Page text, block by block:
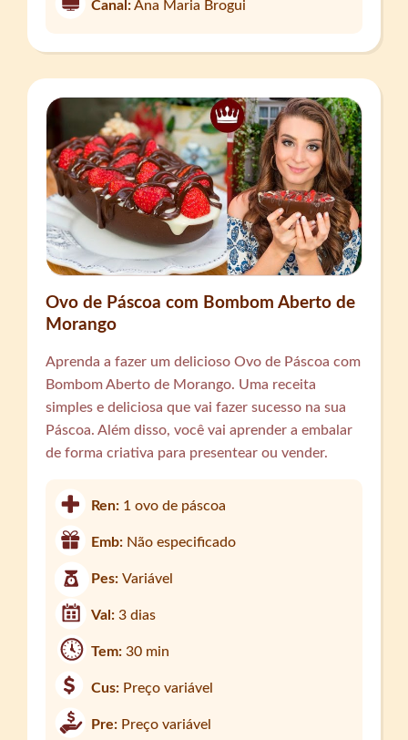
Canal:Ana Maria Brogui
Ovo de Páscoa com Bombom Aberto de
Morango
Aprenda a fazer um delicioso Ovo de Páscoa com
Bombom Aberto de Morango. Uma receita
simples e deliciosa que vai fazer sucesso na sua
Páscoa. Além disso, você vai aprender a embalar
de forma criativa para presentear ou vender.
Ren: 1 ovo de páscoa
Emb: Não especificado
Pes:Variável
Val:3 dias
Tem:30 min
Cus: Preço variável
Pre: Preço variável